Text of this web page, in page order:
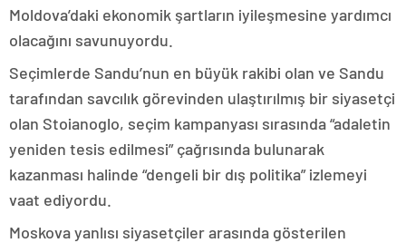
Moldova’daki ekonomik şartların iyileşmesine yardımcı
olacağını savunuyordu.
Seçimlerde Sandu’nun en büyük rakibi olan ve Sandu
tarafından savcılık görevinden ulaştırılmış bir siyasetçi
olan Stoianoglo, seçim kampanyası sırasında “adaletin
yeniden tesis edilmesi” çağrısında bulunarak
kazanması halinde “dengeli bir dış politika” izlemeyi
vaat ediyordu.
Moskova yanlısı siyasetçiler arasında gösterilen